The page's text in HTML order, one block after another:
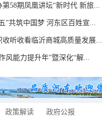
第58期凤凰讲坛“新时代 新旅...
”共筑中国梦 河东区百姓宣...
收听收看临沂商城高质量发展...
风能力提升年”暨深化“解...
政策解读 政府公报